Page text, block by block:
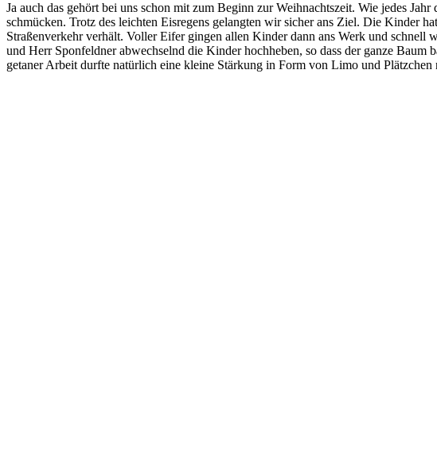
Ja auch das gehört bei uns schon mit zum Beginn zur Weihnachtszeit. Wie jedes
schmücken. Trotz des leichten Eisregens gelangten wir sicher ans Ziel. Die Kinder
Straßenverkehr verhält. Voller Eifer gingen allen Kinder dann ans Werk und
und Herr Sponfeldner abwechselnd die Kinder hochheben, so dass der ganze
getaner Arbeit durfte natürlich eine kleine Stärkung in Form von Limo und